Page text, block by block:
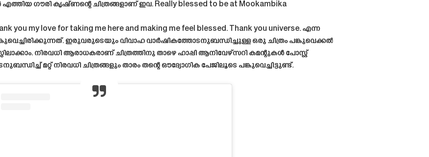
ഗൗരി കൃഷ്ണന്റെ ചിത്രങ്ങളാണ് ഇവ. Really blessed to be at Mookambika
you my love for taking me here and making me feel blessed. Thank you universe. എന്ന
ഇരുവരുടെയും വിവാഹ വാർഷികത്തോടനുബന്ധിച്ചുള്ള ഒരു ചിത്രം പങ്കുവെക്കൽ
നിരവധി ആരാധകരാണ് ചിത്രത്തിനു താഴെ ഹാപ്പി ആനിവേഴ്സറി കമന്റുകൾ പോസ്റ്റ്
മറ്റ് നിരവധി ചിത്രങ്ങളും താരം തന്റെ ഔദ്യോഗിക പേജിലൂടെ പങ്കുവെച്ചിട്ടുണ്ട്.